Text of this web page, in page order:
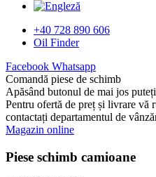
+40 728 890 606
Oil Finder
Facebook Whatsapp
Comandă piese de schimb
Apăsând butonul de mai jos
Pentru ofertă de preț și livrare vă
contactați departamentul de
Magazin online
Piese schimb camioane